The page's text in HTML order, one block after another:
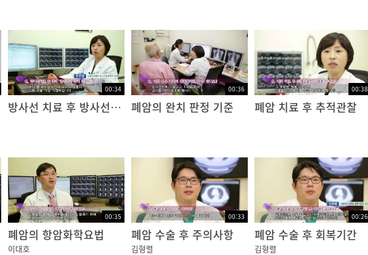
00:34
방사선 치료 후 방사선 잔존량
00:36
폐암의 완치 판정 기준
00:38
폐암 치료 후 추적관찰
00:35
폐암의 항암화학요법
이대호
00:33
폐암 수술 후 주의사항
김형렬
00:26
폐암 수술 후 회복기간
김형렬